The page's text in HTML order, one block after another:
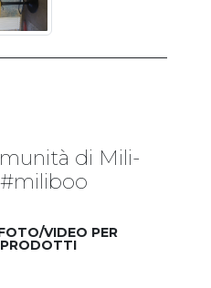
di Mili-
VIDEO PER
PRODOTTI